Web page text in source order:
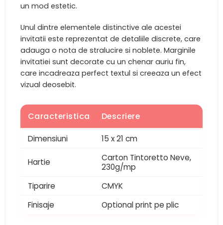
un mod estetic.
Unul dintre elementele distinctive ale acestei
invitatii este reprezentat de detaliile discrete, care
adauga o nota de stralucire si noblete. Marginile
invitatiei sunt decorate cu un chenar auriu fin,
care incadreaza perfect textul si creeaza un efect
vizual deosebit.
Caracteristica Descriere
Dimensiuni 15 x 21 cm
Hartie
Carton Tintoretto Neve,
230g/mp
Tiparire
CMYK
Finisaje
Optional print pe plic